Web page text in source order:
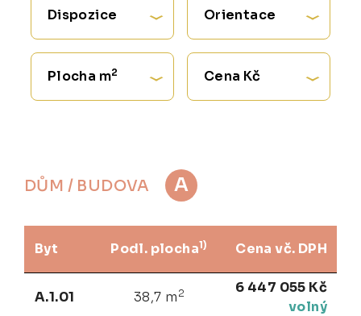
Dispozice Orientace
Plocha m2 Cena Kč
DŮM / BUDOVA A
Byt Podl. plocha1) Cena vč. DPH
A.1.01 38,7 m 2
6 447 055 Kč
volný